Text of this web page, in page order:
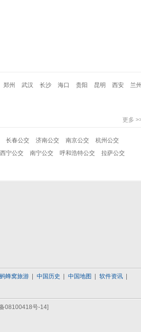
郑州 武汉 长沙 海口 贵阳 昆明 西安
兰州
更多
长春公交 济南公交 南京公交
杭州公交
西宁公交 南宁公交 呼和浩特公交
拉萨公交
蚂蜂窝旅游 中国历史 中国地图 软件资讯
08100418号-14]